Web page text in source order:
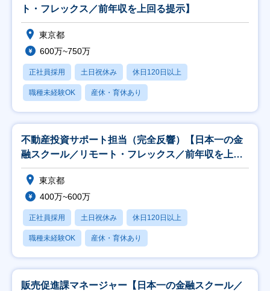
ト・フレックス／前年収を上回る提示】
東京都
600万~750万
正社員採用 土日祝休み 休日120日以上
職種未経験OK 産休・育休あり
不動産投資サポート担当（完全反響）【日本一の金
融スクール／リモート・フレックス／前年収を上回
る提示】
東京都
400万~600万
正社員採用 土日祝休み 休日120日以上
職種未経験OK 産休・育休あり
販売促進課マネージャー【日本一の金融スクール／